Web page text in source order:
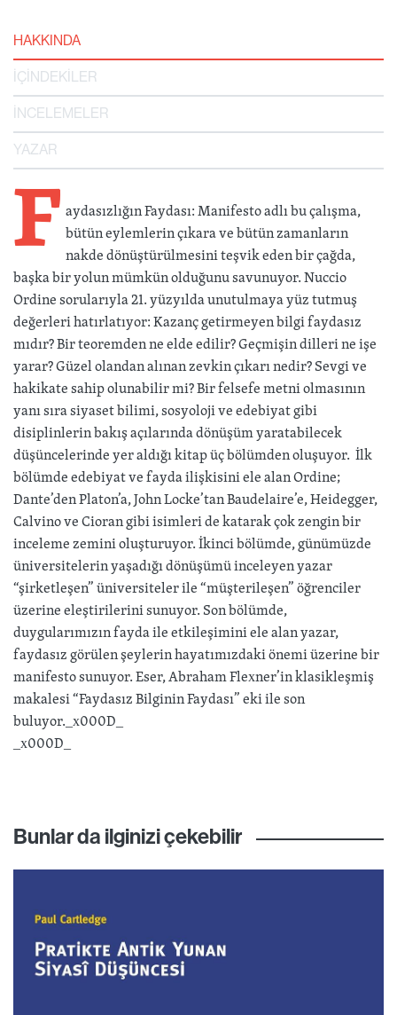
HAKKINDA
İÇİNDEKİLER
İNCELEMELER
YAZAR
Faydasızlığın Faydası: Manifesto adlı bu çalışma,
bütün eylemlerin çıkara ve bütün zamanların
nakde dönüştürülmesini teşvik eden bir çağda,
başka bir yolun mümkün olduğunu savunuyor. Nuccio
Ordine sorularıyla 21. yüzyılda unutulmaya yüz tutmuş
değerleri hatırlatıyor: Kazanç getirmeyen bilgi faydasız
mıdır? Bir teoremden ne elde edilir? Geçmişin dilleri ne işe
yarar? Güzel olandan alınan zevkin çıkarı nedir? Sevgi ve
hakikate sahip olunabilir mi? Bir felsefe metni olmasının
yanı sıra siyaset bilimi, sosyoloji ve edebiyat gibi
disiplinlerin bakış açılarında dönüşüm yaratabilecek
düşüncelerinde yer aldığı kitap üç bölümden oluşuyor. İlk
bölümde edebiyat ve fayda ilişkisini ele alan Ordine;
Dante’den Platon’a, John Locke’tan Baudelaire’e, Heidegger,
Calvino ve Cioran gibi isimleri de katarak çok zengin bir
inceleme zemini oluşturuyor. İkinci bölümde, günümüzde
üniversitelerin yaşadığı dönüşümü inceleyen yazar
“şirketleşen” üniversiteler ile “müşterileşen” öğrenciler
üzerine eleştirilerini sunuyor. Son bölümde,
duygularımızın fayda ile etkileşimini ele alan yazar,
faydasız görülen şeylerin hayatımızdaki önemi üzerine bir
manifesto sunuyor. Eser, Abraham Flexner’in klasikleşmiş
makalesi “Faydasız Bilginin Faydası” eki ile son
buluyor._x000D_
_x000D_
Bunlar da ilginizi çekebilir